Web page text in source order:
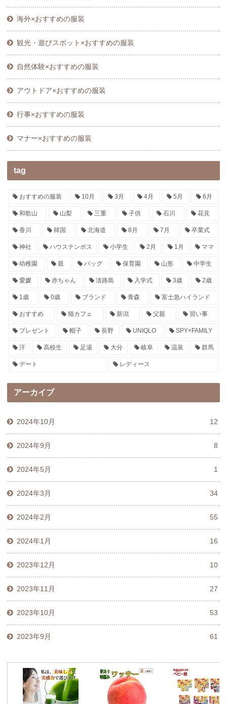
海外×おすすめの服装
観光・遊びスポット×おすすめの服装
自然体験×おすすめの服装
アウトドア×おすすめの服装
行事×おすすめの服装
マナー×おすすめの服装
tag
おすすめの服装 10月 3月 4月 5月 6月
和歌山 山梨 三重 子供 石川 花見
香川 韓国 北海道 8月 7月 卒業式
神社 ハウステンボス 小学生 2月 1月 ママ
幼稚園 親 バッグ 保育園 山形 中学生
愛媛 赤ちゃん 淡路島 入学式 3歳 2歳
1歳 0歳 ブランド 青森 富士急ハイランド
おすすめ 猫カフェ 新潟 父親 習い事
プレゼント 帽子 長野 UNIQLO SPY×FAMILY
汗 高校生 足湯 大分 岐阜 温泉 群馬
デート レディース
アーカイブ
2024年10月 12
2024年9月 8
2024年5月 1
2024年3月 34
2024年2月 55
2024年1月 16
2023年12月 10
2023年11月 27
2023年10月 53
2023年9月 61